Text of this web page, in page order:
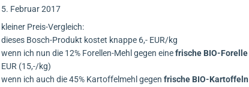
5. Februar 2017
kleiner Preis-Vergleich:
dieses Bosch-Produkt kostet knappe 6,- EUR/kg
wenn ich nun die 12% Forellen-Mehl gegen einefrische BIO-Forelle
EUR (15,-/kg)
wenn ich auch die 45% Kartoffelmehl gegen frische BIO-Kartoffeln